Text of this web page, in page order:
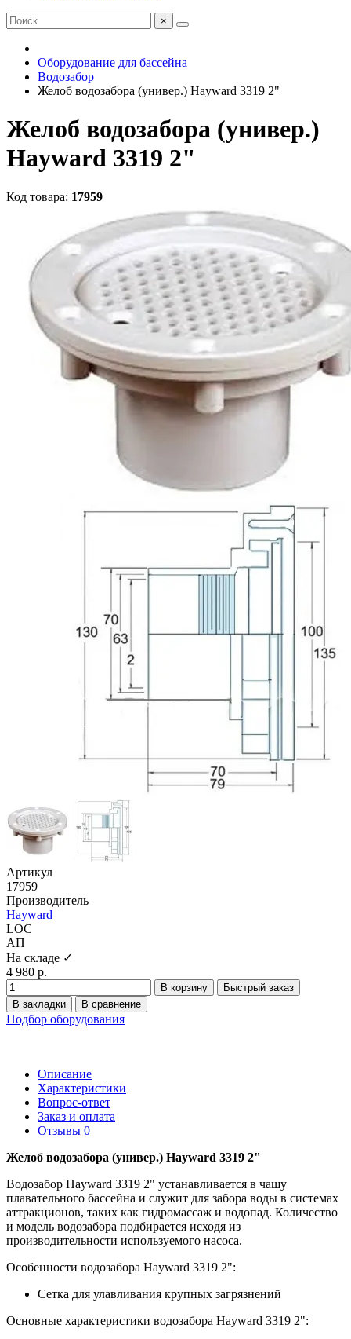
×
Оборудование для бассейна
Водозабор
Желоб водозабора (универ.) Hayward 3319 2"
Желоб водозабора (универ.)
Hayward 3319 2"
Код товара: 17959
Артикул
17959
Производитель
Hayward
LOC
АП
На складе ✓
4 980 р.
В корзину
Быстрый заказ
В закладки
В сравнение
Подбор оборудования
Описание
Характеристики
Вопрос-ответ
Заказ и оплата
Отзывы 0
Желоб водозабора (универ.) Hayward 3319 2"
Водозабор Hayward 3319 2" устанавливается в чашу
плавательного бассейна и служит для забора воды в системах
аттракционов, таких как гидромассаж и водопад. Количество
и модель водозабора подбирается исходя из
производительности используемого насоса.
Особенности водозабора Hayward 3319 2":
Сетка для улавливания крупных загрязнений
Основные характеристики водозабора Hayward 3319 2":